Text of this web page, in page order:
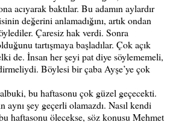
acıyarak baktılar. Bu adamın aylardır
değerini anlamadığını, artık ondan
Çaresiz hak verdi. Sonra
tartışmaya başladılar. Çok açık
de. İnsan her şeyi pat diye söylememeli,
Böylesi bir çaba Ayşe’ye çok
bu haftasonu çok güzel geçecekti.
aynı şey geçerli olamazdı. Nasıl kendi
haftasonu ölecekse, söz konusu Mehmet